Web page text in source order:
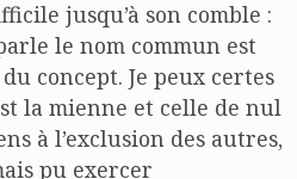
jusqu’à son comble :
le nom commun est
concept. Je peux certes
la mienne et celle de nul
à l’exclusion des autres,
pu exercer